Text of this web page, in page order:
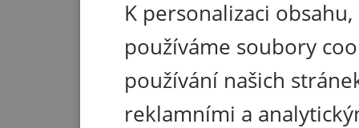
K personalizaci
používáme soubory
používání našich
reklamními a